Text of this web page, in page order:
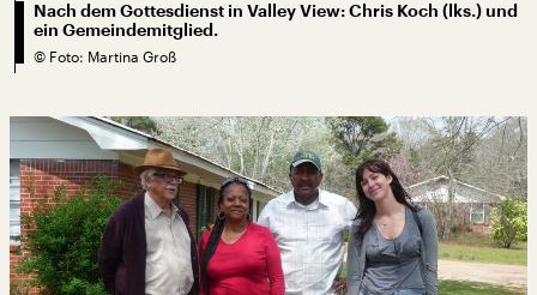
Nach dem Gottesdienst in Valley View: Chris Koch (lks.) und
ein Gemeindemitglied.
© Foto: Martina Groß